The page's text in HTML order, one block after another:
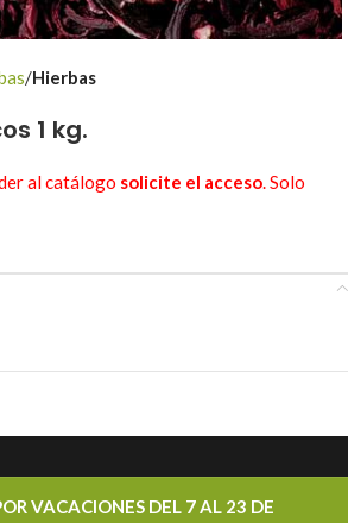
Hierbas
1 kg.
al catálogo solicite el acceso. Solo
VACACIONES DEL 7 AL 23 DE